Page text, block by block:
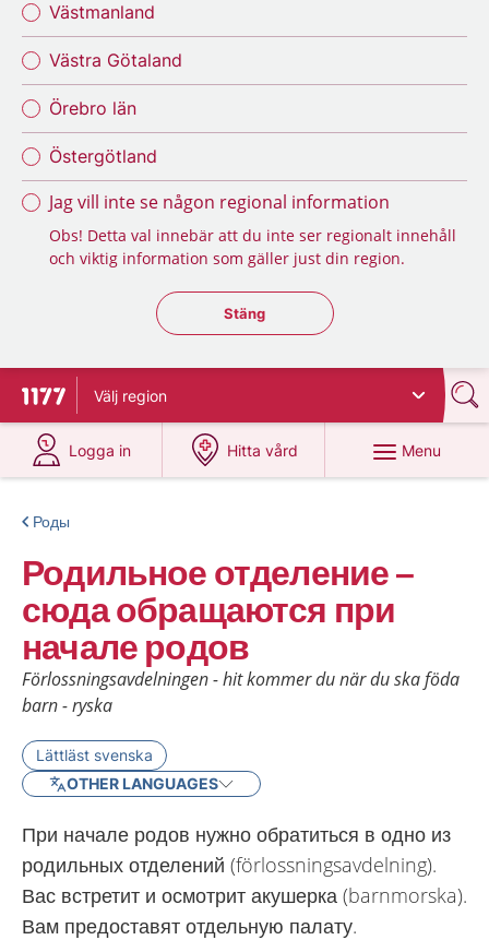
Västmanland
Västra Götaland
Örebro län
Östergötland
Jag vill inte se någon regional information
Obs! Detta val innebär att du inte ser regionalt innehåll
och viktig information som gäller just din region.
Stäng regionsväljaren
Stäng
To start page for 1177
Välj region
Logga in
at 1177.se
Hitta vård
at 1177.se
Menu
Роды
Родильное отделение –
сюда обращаются при
начале родов
Förlossningsavdelningen - hit kommer du när du ska föda
barn - ryska
Lättläst svenska
OTHER LANGUAGES
При начале родов нужно обратиться в одно из
родильных отделений (förlossningsavdelning).
Вас встретит и осмотрит акушерка (barnmorska).
Вам предоставят отдельную палату.